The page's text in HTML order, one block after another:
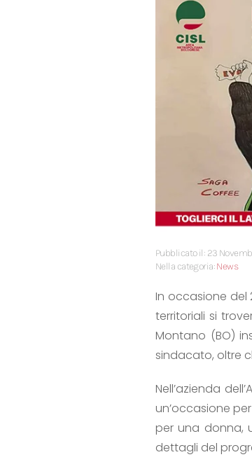
Pubblicato il: 23
Nella categoria:News
In occasione del
territoriali si
Montano (BO)
sindacato, oltre
Nell’azienda
un’occasione
per una donna,
dettagli del